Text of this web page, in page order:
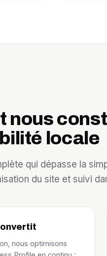
nous
locale
qui dépasse la
du site et suivi
nous optimisons